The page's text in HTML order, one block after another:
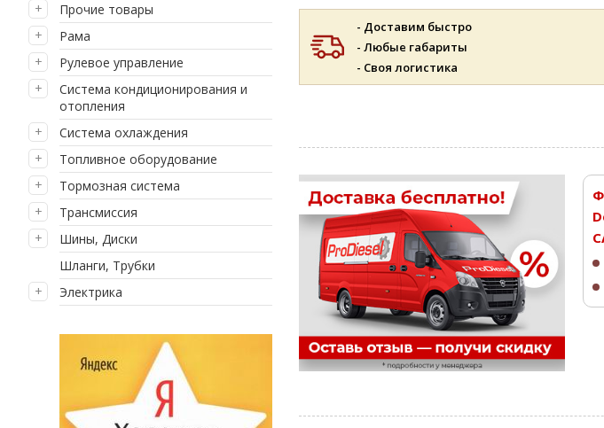
Прочие товары
Рама
Рулевое управление
Система кондиционирования и
отопления
Система охлаждения
Топливное оборудование
Тормозная система
Трансмиссия
Шины, Диски
Шланги, Трубки
Электрика
- Доставим быстро
- Любые габариты
- Своя логистика